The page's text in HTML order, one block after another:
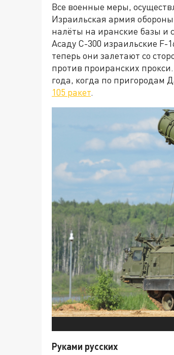
Все военные меры,
Израильская армия
налёты на иранские базы и
Асаду С-300 израильские F-
теперь они залетают со
против проиранских
года, когда по пригородам
105 ракет.
Руками русских